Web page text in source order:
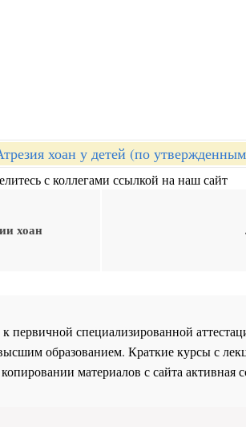
хоан у детей (по
с коллегами ссылкой на наш сайт
хоан
первичной специализированной
образованием. Краткие курсы с
материалов с сайта активная